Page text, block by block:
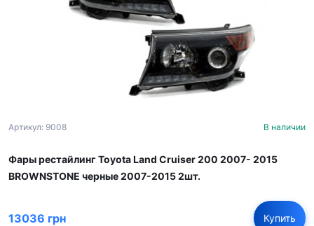
Артикул: 9008 В наличии
Фары рестайлинг Toyota Land Cruiser 200 2007- 2015
BROWNSTONE черные 2007-2015 2шт.
13036 грн Купить